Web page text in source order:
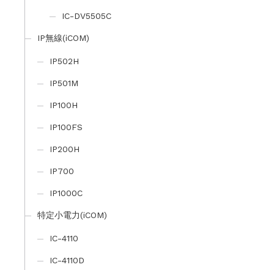
IC-DV5505C
IP無線(iCOM)
IP502H
IP501M
IP100H
IP100FS
IP200H
IP700
IP1000C
特定小電力(iCOM)
IC-4110
IC-4110D